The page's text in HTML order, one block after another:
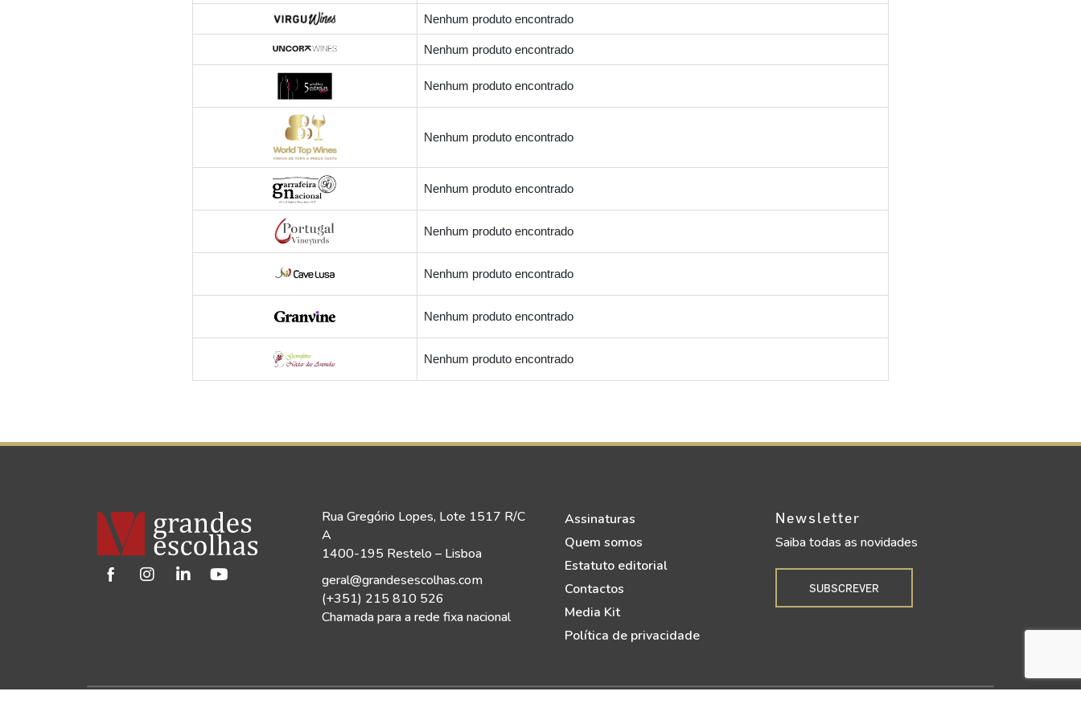
Nenhum produto encontrado
Nenhum produto encontrado
Nenhum produto encontrado
Nenhum produto encontrado
Nenhum produto encontrado
Nenhum produto encontrado
Nenhum produto encontrado
Nenhum produto encontrado
Nenhum produto encontrado
Rua Gregório Lopes, Lote 1517 R/C
A
1400-195 Restelo – Lisboa
geral@grandesescolhas.com
(+351) 215 810 526
Chamada para a rede fixa nacional
Assinaturas
Quem somos
Estatuto editorial
Contactos
Media Kit
Política de privacidade
Newsletter
Saiba todas as novidades
SUBSCREVER